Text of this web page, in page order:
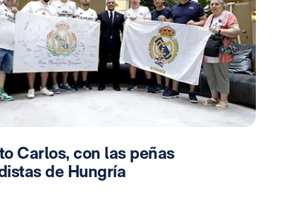
Carlos, con las peñas
de Hungría